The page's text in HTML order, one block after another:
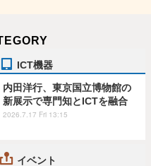
ICT機器
内田洋行、東京国立博物館の
新展示で専門知とICTを融合
2026.7.17 Fri 13:15
イベント